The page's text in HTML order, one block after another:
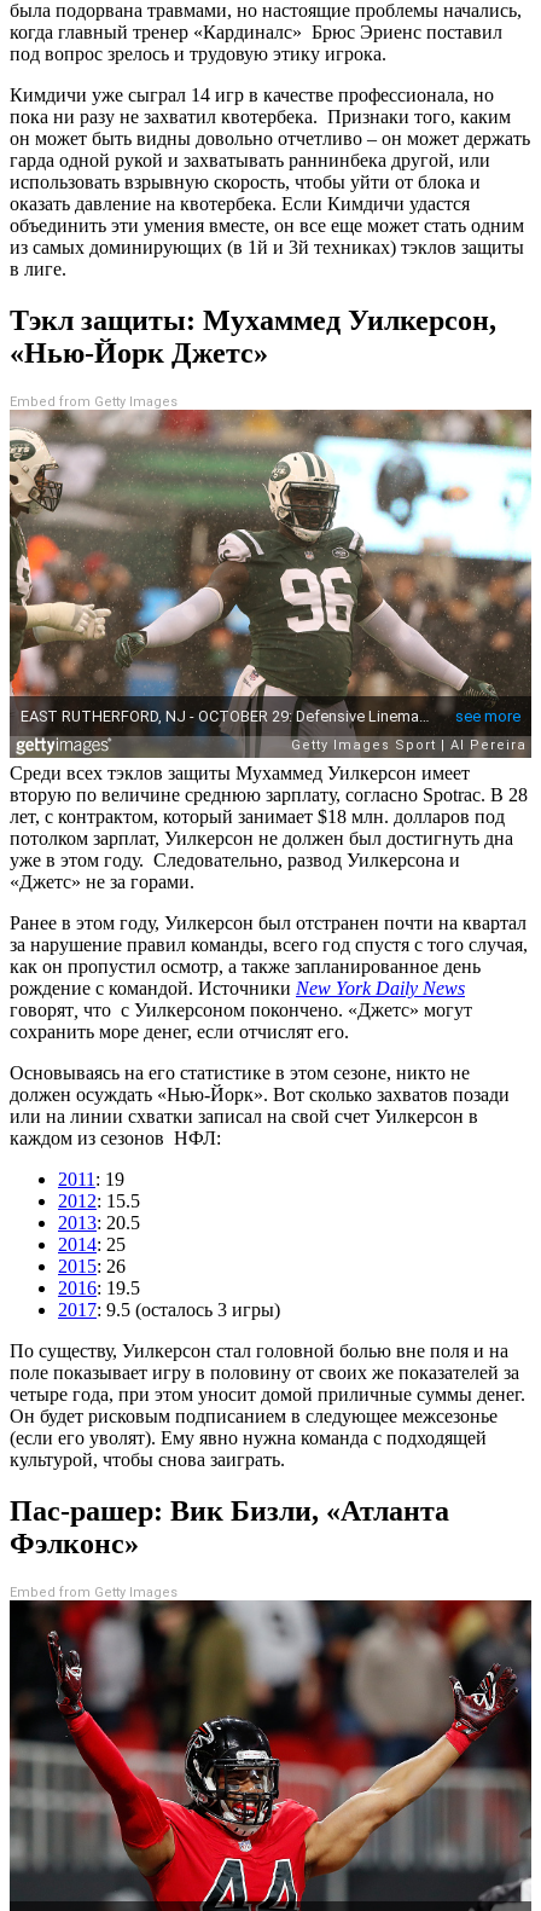
была подорвана травмами, но настоящие проблемы начались,
когда главный тренер «Кардиналс» Брюс Эриенс поставил
под вопрос зрелось и трудовую этику игрока.
Кимдичи уже сыграл 14 игр в качестве профессионала, но
пока ни разу не захватил квотербека. Признаки того, каким
он может быть видны довольно отчетливо – он может держать
гарда одной рукой и захватывать раннинбека другой, или
использовать взрывную скорость, чтобы уйти от блока и
оказать давление на квотербека. Если Кимдичи удастся
объединить эти умения вместе, он все еще может стать одним
из самых доминирующих (в 1й и 3й техниках) тэклов защиты
в лиге.
Тэкл защиты: Мухаммед Уилкерсон,
«Нью-Йорк Джетс»
Embed from Getty Images
Среди всех тэклов защиты Мухаммед Уилкерсон имеет
вторую по величине среднюю зарплату, согласно Spotrac. В 28
лет, с контрактом, который занимает $18 млн. долларов под
потолком зарплат, Уилкерсон не должен был достигнуть дна
уже в этом году. Следовательно, развод Уилкерсона и
«Джетс» не за горами.
Ранее в этом году, Уилкерсон был отстранен почти на квартал
за нарушение правил команды, всего год спустя с того случая,
как он пропустил осмотр, а также запланированное день
рождение с командой. Источники New York Daily News
говорят что с Уилкерсоном покончено. «Джетс» могут
сохранить море денег, если отчислят его.
Основываясь на его статистике в этом сезоне, никто не
должен осуждать «Нью-Йорк». Вот сколько захватов позади
или на линии схватки записал на свой счет Уилкерсон в
каждом из сезонов НФЛ:
2011 : 19
2012: 15.5
2013: 20.5
2014: 25
2015: 26
2016: 19.5
2017: 9.5 (осталось 3 игры)
По существу, Уилкерсон стал головной болью вне поля и на
поле показывает игру в половину от своих же показателей за
четыре года, при этом уносит домой приличные суммы денег.
Он будет рисковым подписанием в следующее межсезонье
(если его уволят). Ему явно нужна команда с подходящей
культурой, чтобы снова заиграть.
Пас-рашер: Вик Бизли, «Атланта
Фэлконс»
Embed from Getty Images